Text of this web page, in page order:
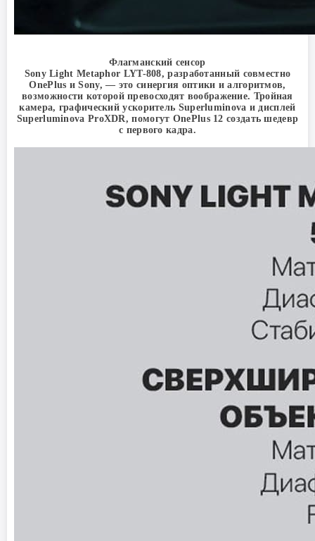
Флагманский сенсор
Sony Light Metaphor LYT-808, разработанный совместно
OnePlus и Sony, — это синергия оптики и алгоритмов,
возможности которой превосходят воображение. Тройная
камера, графический ускоритель Superluminova и дисплей
Superluminova ProXDR, помогут OnePlus 12 создать шедевр
с первого кадра.